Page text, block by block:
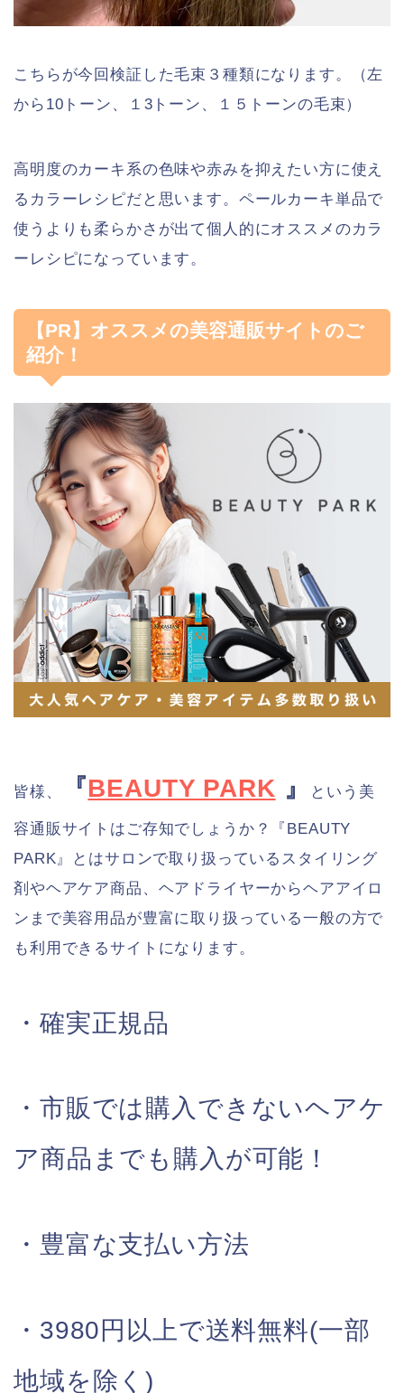
こちらが今回検証した毛束３種類になります。（左
から10トーン、１3トーン、１５トーンの毛束）
高明度のカーキ系の色味や赤みを抑えたい方に使え
るカラーレシピだと思います。ペールカーキ単品で
使うよりも柔らかさが出て個人的にオススメのカラ
ーレシピになっています。
【PR】オススメの美容通販サイトのご
紹介！
皆様、 『BEAUTY PARK 』 という美
容通販サイトはご存知でしょうか？『BEAUTY
PARK』とはサロンで取り扱っているスタイリング
剤やヘアケア商品、ヘアドライヤーからヘアアイロ
ンまで美容用品が豊富に取り扱っている一般の方で
も利用できるサイトになります。
・確実正規品
・市販では購入できないヘアケ
ア商品までも購入が可能！
・豊富な支払い方法
・3980円以上で送料無料(一部
地域を除く)